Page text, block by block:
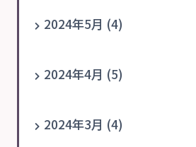
2024年5月 (4)
2024年4月 (5)
2024年3月 (4)